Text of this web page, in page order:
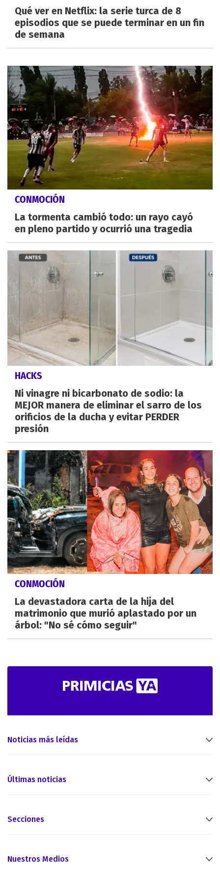
Qué ver en Netflix: la serie turca de 8
episodios que se puede terminar en un fin
de semana
CONMOCIÓN
La tormenta cambió todo: un rayo cayó
en pleno partido y ocurrió una tragedia
HACKS
Ni vinagre ni bicarbonato de sodio: la
MEJOR manera de eliminar el sarro de los
orificios de la ducha y evitar PERDER
presión
CONMOCIÓN
La devastadora carta de la hija del
matrimonio que murió aplastado por un
árbol: "No sé cómo seguir"
Noticias más leídas
Últimas noticias
Secciones
Nuestros Medios